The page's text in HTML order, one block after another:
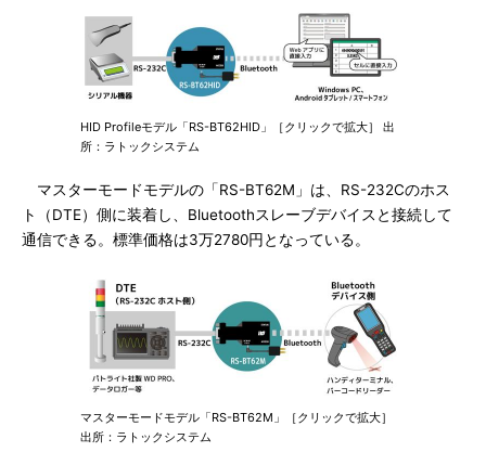
HID Profileモデル「RS-BT62HID」［クリックで拡大］ 出
所：ラトックシステム
マスターモードモデルの「RS-BT62M」は、RS-232Cのホス
ト（DTE）側に装着し、Bluetoothスレーブデバイスと接続して
通信できる。標準価格は3万2780円となっている。
マスターモードモデル「RS-BT62M」［クリックで拡大］
出所：ラトックシステム